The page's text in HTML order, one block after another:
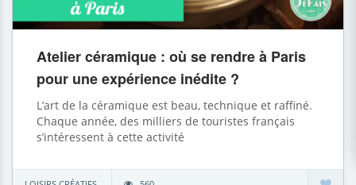
Atelier céramique : où se rendre à Paris
pour une expérience inédite ?
L’art de la céramique est beau, technique et raffiné.
Chaque année, des milliers de touristes français
s’intéressent à cette activité